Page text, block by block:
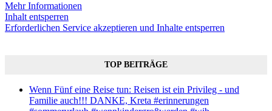
Mehr Informationen
Inhalt entsperren
Erforderlichen Service akzeptieren und Inhalte entsperren
TOP BEITRÄGE
Wenn Fünf eine Reise tun: Reisen ist ein Privileg - und
Familie auch!!! DANKE, Kreta #erinnerungen